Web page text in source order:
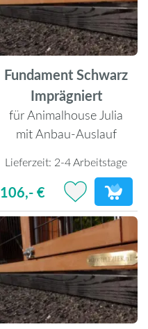
Fundament Schwarz
Imprägniert
für Animalhouse Julia
mit Anbau-Auslauf
Lieferzeit: 2-4 Arbeitstage
106,- €